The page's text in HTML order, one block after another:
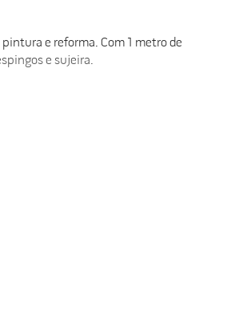
e reforma. Com 1 metro de
e sujeira.